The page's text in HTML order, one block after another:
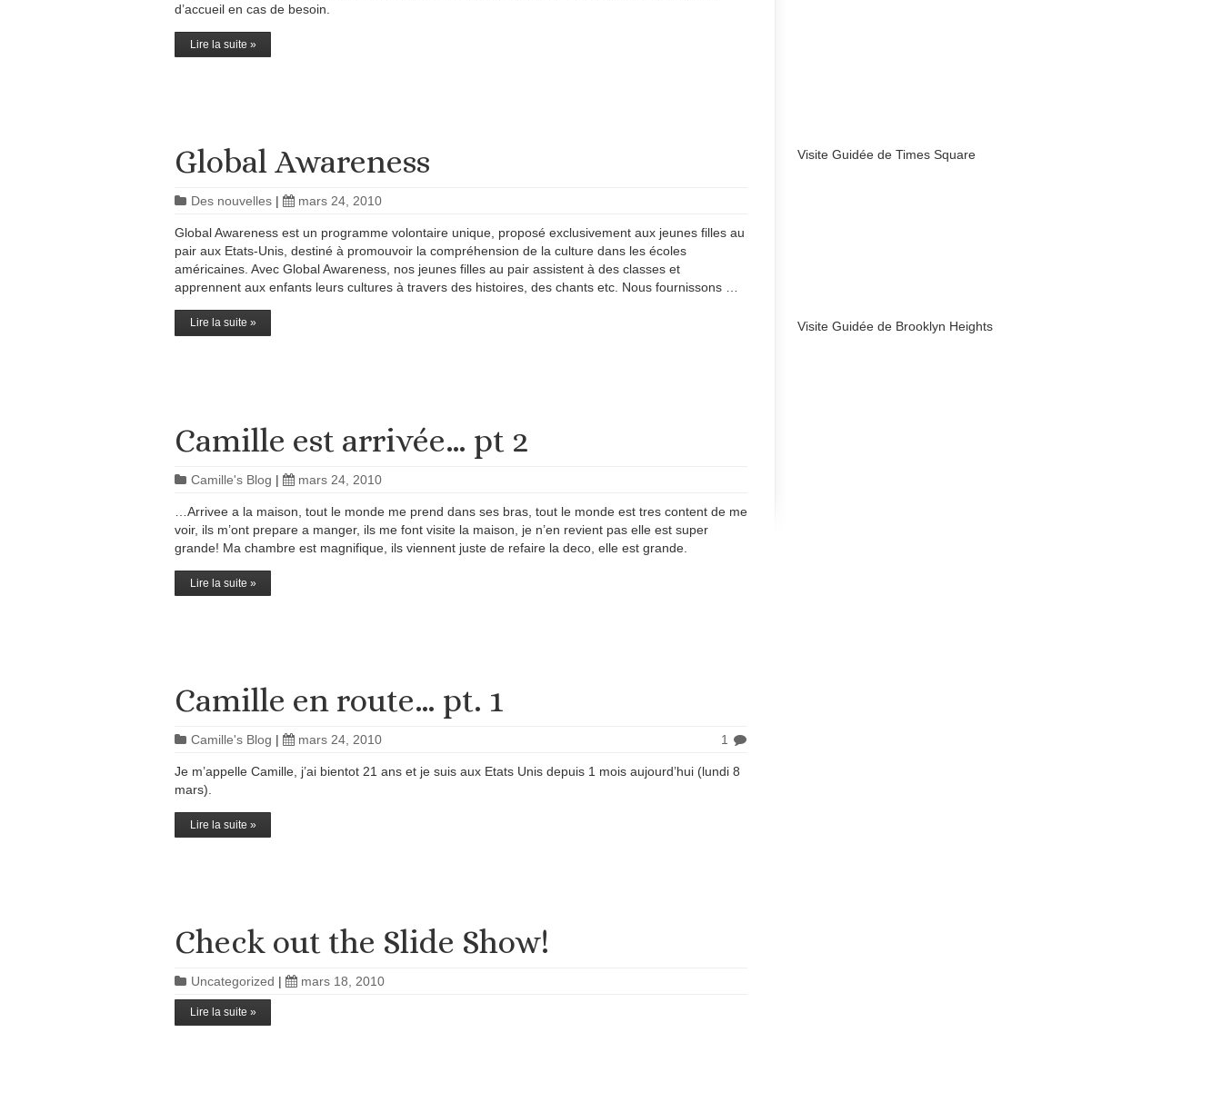
d’accueil en cas de besoin.
Lire la suite »
Global Awareness
Des nouvelles | mars 24, 2010
Global Awareness est un programme volontaire unique, proposé exclusivement aux jeunes filles au
pair aux Etats-Unis, destiné à promouvoir la compréhension de la culture dans les écoles
américaines. Avec Global Awareness, nos jeunes filles au pair assistent à des classes et
apprennent aux enfants leurs cultures à travers des histoires, des chants etc. Nous fournissons …
Lire la suite »
Camille est arrivée… pt 2
Camille's Blog | mars 24, 2010
…Arrivee a la maison, tout le monde me prend dans ses bras, tout le monde est tres content de me
voir, ils m’ont prepare a manger, ils me font visite la maison, je n’en revient pas elle est super
grande! Ma chambre est magnifique, ils viennent juste de refaire la deco, elle est grande.
Lire la suite »
Camille en route… pt. 1
Camille's Blog | mars 24, 2010 1
Je m’appelle Camille, j’ai bientot 21 ans et je suis aux Etats Unis depuis 1 mois aujourd’hui (lundi 8
mars).
Lire la suite »
Check out the Slide Show!
Uncategorized | mars 18, 2010
Lire la suite »
Visite Guidée de Times Square
Visite Guidée de Brooklyn Heights